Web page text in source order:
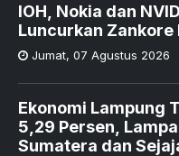
IOH, Nokia dan
Luncurkan Zankore
Jumat, 07 Agustus 2026
Ekonomi Lampung
5,29 Persen,
Sumatera dan